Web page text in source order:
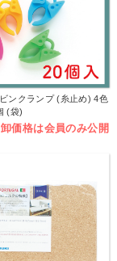
ンクランプ (糸止め) 4色
(袋)
卸価格は会員のみ公開